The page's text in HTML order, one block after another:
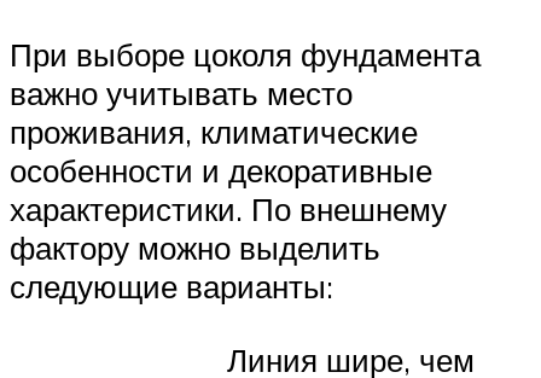
При выборе цоколя фундамента
важно учитывать место
проживания, климатические
особенности и декоративные
характеристики. По внешнему
фактору можно выделить
следующие варианты:
Линия шире, чем